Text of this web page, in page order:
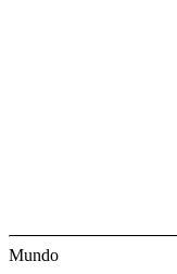
Mundo